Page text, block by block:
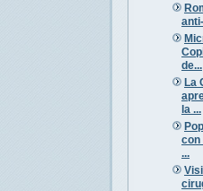
de...
La
la ...
con
...